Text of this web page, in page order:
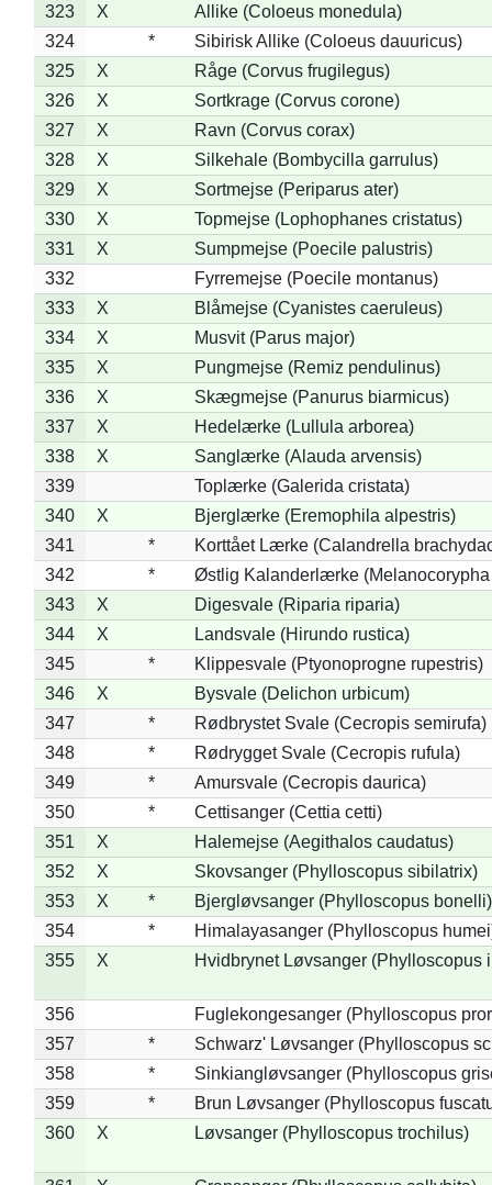
323
X
Allike (Coloeus monedula)
324
*
Sibirisk Allike (Coloeus dauuricus)
325
X
Råge (Corvus frugilegus)
326
X
Sortkrage (Corvus corone)
327
X
Ravn (Corvus corax)
328
X
Silkehale (Bombycilla garrulus)
329
X
Sortmejse (Periparus ater)
330
X
Topmejse (Lophophanes cristatus)
331
X
Sumpmejse (Poecile palustris)
332
Fyrremejse (Poecile montanus)
333
X
Blåmejse (Cyanistes caeruleus)
334
X
Musvit (Parus major)
335
X
Pungmejse (Remiz pendulinus)
336
X
Skægmejse (Panurus biarmicus)
337
X
Hedelærke (Lullula arborea)
338
X
Sanglærke (Alauda arvensis)
339
Toplærke (Galerida cristata)
340
X
Bjerglærke (Eremophila alpestris)
341
*
Korttået Lærke (Calandrella
342
*
Østlig Kalanderlærke (Melanocorypha
343
X
Digesvale (Riparia riparia)
344
X
Landsvale (Hirundo rustica)
345
*
Klippesvale (Ptyonoprogne rupestris)
346
X
Bysvale (Delichon urbicum)
347
*
Rødbrystet Svale (Cecropis semirufa)
348
*
Rødrygget Svale (Cecropis rufula)
349
*
Amursvale (Cecropis daurica)
350
*
Cettisanger (Cettia cetti)
351
X
Halemejse (Aegithalos caudatus)
352
X
Skovsanger (Phylloscopus sibilatrix)
353
X *
Bjergløvsanger (Phylloscopus bonelli)
354
*
Himalayasanger (Phylloscopus
355
X Hvidbrynet Løvsanger (Phylloscopus
356
Fuglekongesanger (Phylloscopus
357
*
Schwarz' Løvsanger (Phylloscopus
358
*
Sinkiangløvsanger (Phylloscopus
359
*
Brun Løvsanger (Phylloscopus
360
X Løvsanger (Phylloscopus trochilus)